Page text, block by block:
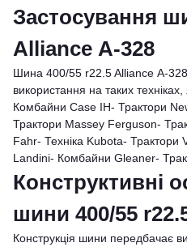
Застосування
Alliance А-328
Шина 400/55 r22.5 Alliance А-
використання на таких
Комбайни Case IH- Трактори
Трактори Massey Ferguson-
Fahr- Техніка Kubota- Трактори
Landini- Комбайни Gleaner-
Конструктивні
шини 400/55
Конструкція шини передбачає